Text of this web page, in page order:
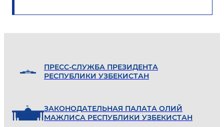
ПРЕСС-СЛУЖБА ПРЕЗИДЕНТА
РЕСПУБЛИКИ УЗБЕКИСТАН
ЗАКОНОДАТЕЛЬНАЯ ПАЛАТА ОЛИЙ
МАЖЛИСА РЕСПУБЛИКИ УЗБЕКИСТАН